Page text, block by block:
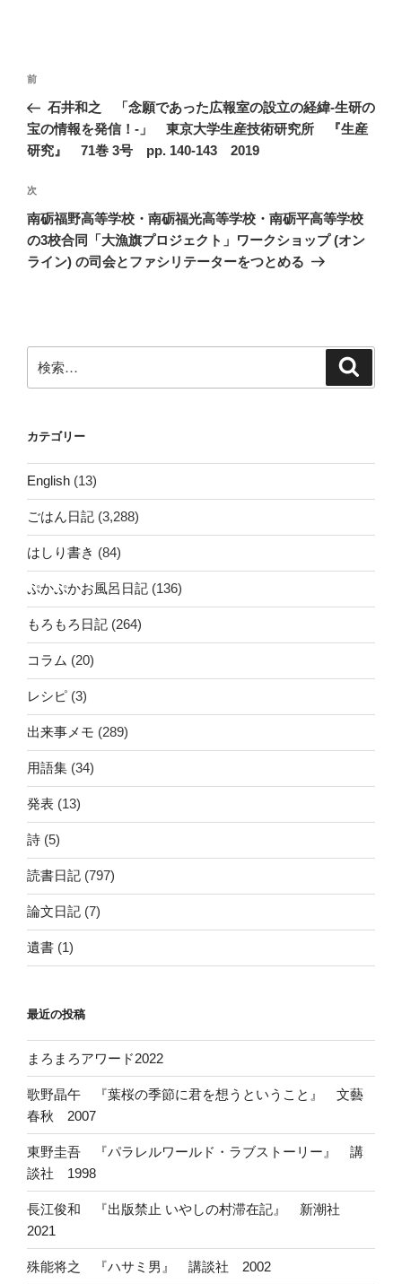
投
ナ
ビ
ー
シ
ョ
ン
前
の
投
稿
前
石井和之 「念願であった広報室の設立の経緯-生研の
宝の情報を発信！-」 東京大学生産技術研究所 『生産
研究』 71巻 3号 pp. 140-143 2019
次
の
投
稿
次
南砺福野高等学校・南砺福光高等学校・南砺平高等学校
の3校合同「大漁旗プロジェクト」ワークショップ (オン
ライン) の司会とファシリテーターをつとめる
索:
カテゴリー
English (13)
ごはん日記 (3,288)
はしり書き (84)
ぷかぷかお風呂日記 (136)
もろもろ日記 (264)
コラム (20)
レシピ (3)
出来事メモ (289)
用語集 (34)
発表 (13)
詩 (5)
読書日記 (797)
論文日記 (7)
遺書 (1)
最近の投稿
まろまろアワード2022
歌野晶午 『葉桜の季節に君を想うということ』 文藝
春秋 2007
東野圭吾 『パラレルワールド・ラブストーリー』 講
談社 1998
長江俊和 『出版禁止 いやしの村滞在記』 新潮社
2021
殊能将之 『ハサミ男』 講談社 2002